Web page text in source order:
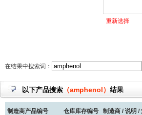
重新选择
在结果中搜索词：
以下产品搜索 （amphenol） 结果
制造商产品编号 仓库库存编号 制造商 / 说明 /